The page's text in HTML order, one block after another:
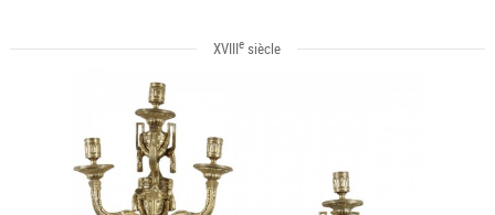
XVIIIe siècle